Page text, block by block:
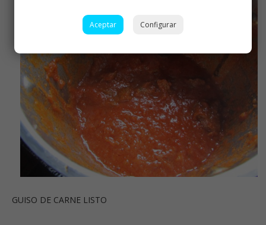
GUISO DE CARNE LISTO
Aceptar Configurar